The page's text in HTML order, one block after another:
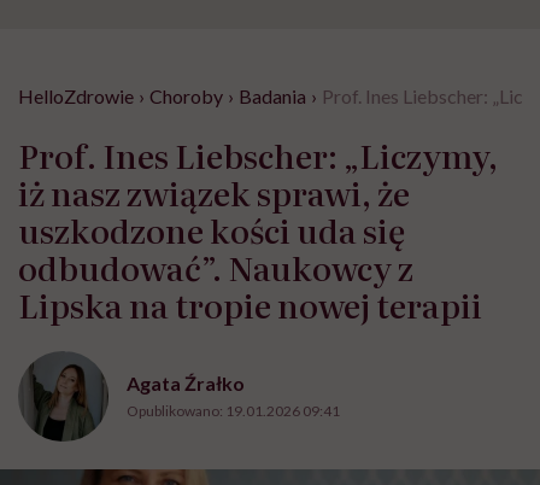
HelloZdrowie › Choroby › Badania › Prof. Ines Liebscher:
Prof. Ines Liebscher: „Liczymy,
iż nasz związek sprawi, że
uszkodzone kości uda się
odbudować”. Naukowcy z
Lipska na tropie nowej terapii
Agata Źrałko
Opublikowano: 19.01.2026 09:41